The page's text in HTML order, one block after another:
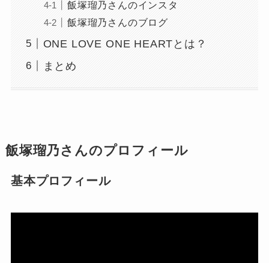
飯塚瑠乃さんのインスタ
飯塚瑠乃さんのブログ
ONE LOVE ONE HEARTとは？
まとめ
飯塚瑠乃さんのプロフィール
基本プロフィール